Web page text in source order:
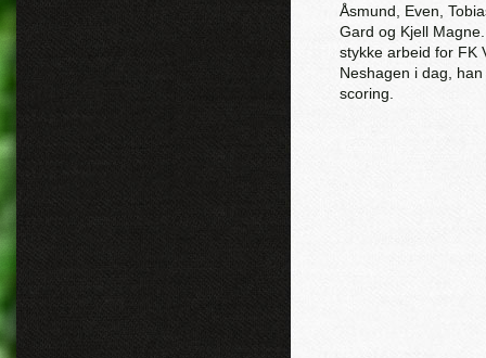
Åsmund, Even,
Gard og Kjell
stykke arbeid for FK
Neshagen i dag,
scoring.